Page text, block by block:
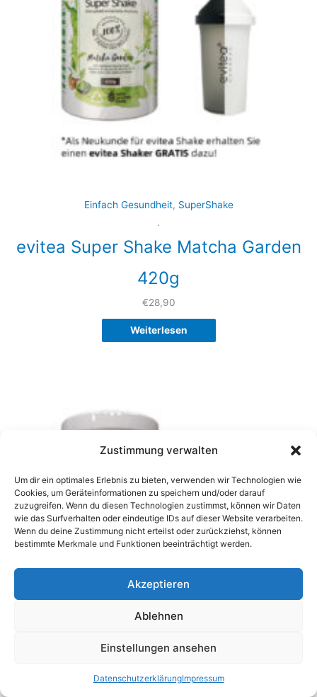
Zustimmung verwalten
Um dir ein optimales Erlebnis zu bieten, verwenden wir Technologien wie
Cookies, um Geräteinformationen zu speichern und/oder darauf
zuzugreifen. Wenn du diesen Technologien zustimmst, können wir Daten
wie das Surfverhalten oder eindeutige IDs auf dieser Website verarbeiten.
Wenn du deine Zustimmung nicht erteilst oder zurückziehst, können
bestimmte Merkmale und Funktionen beeinträchtigt werden.
Akzeptieren
Ablehnen
Einstellungen ansehen
DatenschutzerklärungImpressum
Einfach Gesundheit, SuperShake
.
evitea Super Shake Matcha Garden
420g
€28,90
Weiterlesen
Einfach Gesundheit,SuperShake